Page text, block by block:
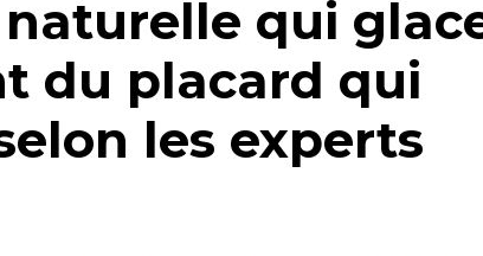
qui
du placard qui
les experts